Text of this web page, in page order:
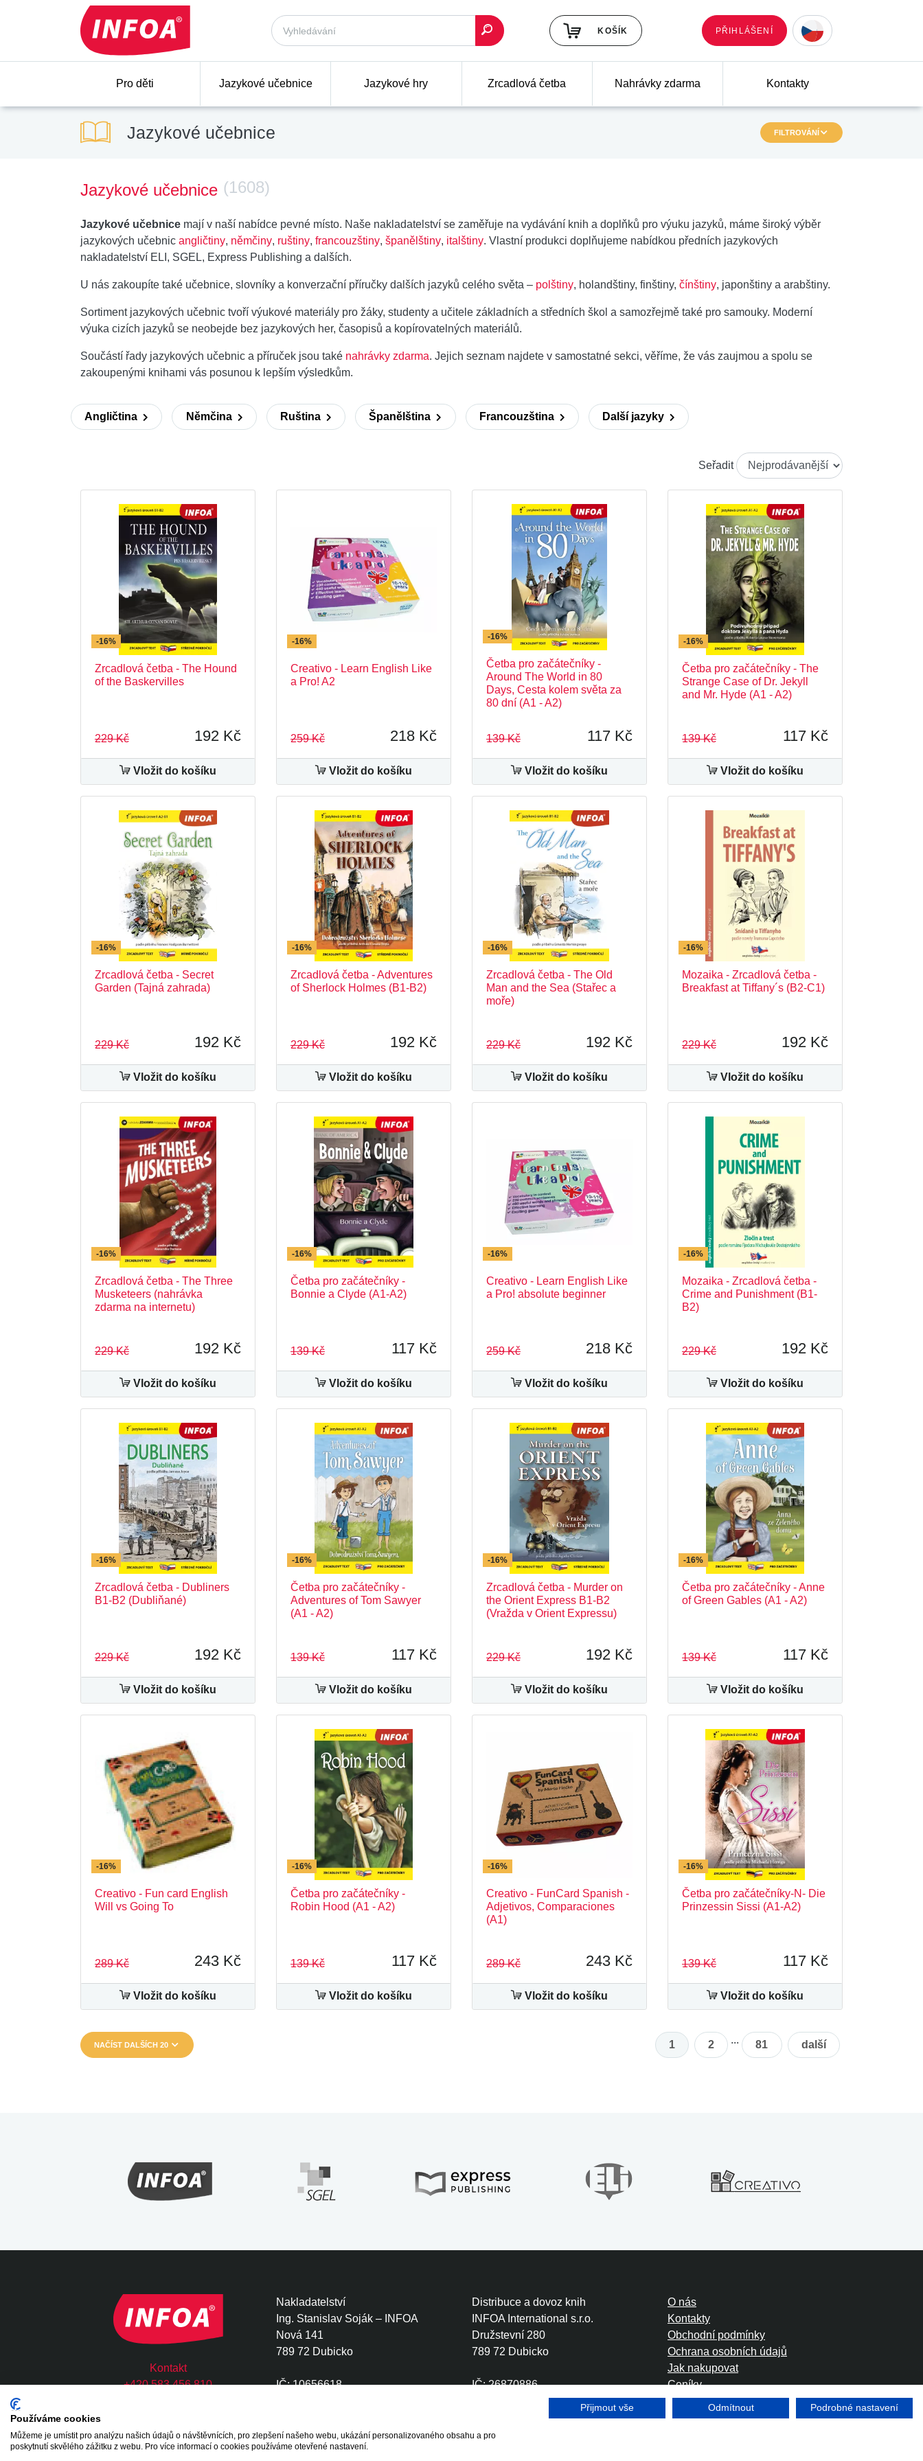
KOŠÍK PŘIHLÁŠENÍ
Pro děti Jazykové učebnice Jazykové hry Zrcadlová četba Nahrávky zdarma Kontakty
Jazykové učebnice FILTROVÁNÍ
Jazykové učebnice (1608)
Jazykové učebnice mají v naší nabídce pevné místo. Naše nakladatelství se zaměřuje na vydávání knih a doplňků pro výuku jazyků, máme široký výběr
jazykových učebnic angličtiny, němčiny, ruštiny, francouzštiny, španělštiny, italštiny. Vlastní produkci doplňujeme nabídkou předních jazykových
nakladatelství ELI, SGEL, Express Publishing a dalších.
U nás zakoupíte také učebnice, slovníky a konverzační příručky dalších jazyků celého světa – polštiny, holandštiny, finštiny, čínštiny, japonštiny a arabštiny.
Sortiment jazykových učebnic tvoří výukové materiály pro žáky, studenty a učitele základních a středních škol a samozřejmě také pro samouky. Moderní
výuka cizích jazyků se neobejde bez jazykových her, časopisů a kopírovatelných materiálů.
Součástí řady jazykových učebnic a příruček jsou také nahrávky zdarma. Jejich seznam najdete v samostatné sekci, věříme, že vás zaujmou a spolu se
zakoupenými knihami vás posunou k lepším výsledkům.
Angličtina Němčina Ruština Španělština Francouzština Další jazyky
Seřadit
-16%
Zrcadlová četba - The Hound
of the Baskervilles
229 Kč 192 Kč
Vložit do košíku
-16%
Creativo - Learn English Like
a Pro! A2
259 Kč 218 Kč
Vložit do košíku
-16%
Četba pro začátečníky -
Around The World in 80
Days, Cesta kolem světa za
80 dní (A1 - A2)
139 Kč 117 Kč
Vložit do košíku
-16%
Četba pro začátečníky - The
Strange Case of Dr. Jekyll
and Mr. Hyde (A1 - A2)
139 Kč 117 Kč
Vložit do košíku
-16%
Zrcadlová četba - Secret
Garden (Tajná zahrada)
229 Kč 192 Kč
Vložit do košíku
-16%
Zrcadlová četba - Adventures
of Sherlock Holmes (B1-B2)
229 Kč 192 Kč
Vložit do košíku
-16%
Zrcadlová četba - The Old
Man and the Sea (Stařec a
moře)
229 Kč 192 Kč
Vložit do košíku
-16%
Mozaika - Zrcadlová četba -
Breakfast at Tiffany´s (B2-C1)
229 Kč 192 Kč
Vložit do košíku
-16%
Zrcadlová četba - The Three
Musketeers (nahrávka
zdarma na internetu)
229 Kč 192 Kč
Vložit do košíku
-16%
Četba pro začátečníky -
Bonnie a Clyde (A1-A2)
139 Kč 117 Kč
Vložit do košíku
-16%
Creativo - Learn English Like
a Pro! absolute beginner
259 Kč 218 Kč
Vložit do košíku
-16%
Mozaika - Zrcadlová četba -
Crime and Punishment (B1-
B2)
229 Kč 192 Kč
Vložit do košíku
-16%
Zrcadlová četba - Dubliners
B1-B2 (Dubliňané)
229 Kč 192 Kč
Vložit do košíku
-16%
Četba pro začátečníky -
Adventures of Tom Sawyer
(A1 - A2)
139 Kč 117 Kč
Vložit do košíku
-16%
Zrcadlová četba - Murder on
the Orient Express B1-B2
(Vražda v Orient Expressu)
229 Kč 192 Kč
Vložit do košíku
-16%
Četba pro začátečníky - Anne
of Green Gables (A1 - A2)
139 Kč 117 Kč
Vložit do košíku
-16%
Creativo - Fun card English
Will vs Going To
289 Kč 243 Kč
Vložit do košíku
-16%
Četba pro začátečníky -
Robin Hood (A1 - A2)
139 Kč 117 Kč
Vložit do košíku
-16%
Creativo - FunCard Spanish -
Adjetivos, Comparaciones
(A1)
289 Kč 243 Kč
Vložit do košíku
-16%
Četba pro začátečníky-N- Die
Prinzessin Sissi (A1-A2)
139 Kč 117 Kč
Vložit do košíku
NAČÍST DALŠÍCH 20 1 2 ... 81 další
Kontakt
+420 583 456 810
Nakladatelství
Ing. Stanislav Soják – INFOA
Nová 141
789 72 Dubicko
IČ: 10656618
Distribuce a dovoz knih
INFOA International s.r.o.
Družstevní 280
789 72 Dubicko
IČ: 26870886
DIČ: CZ26870886
O nás
Kontakty
Obchodní podmínky
Ochrana osobních údajů
Jak nakupovat
Ceníky
Foreign Rights
Copyright © 2020 - 2026 INFOA International s.r.o.
Používáme cookies
Můžeme je umístit pro analýzu našich údajů o návštěvnících, pro zlepšení našeho webu, ukázání personalizovaného obsahu a pro
poskytnutí skvělého zážitku z webu. Pro více informací o cookies používáme otevřené nastavení.
Přijmout vše Odmítnout Podrobné nastavení